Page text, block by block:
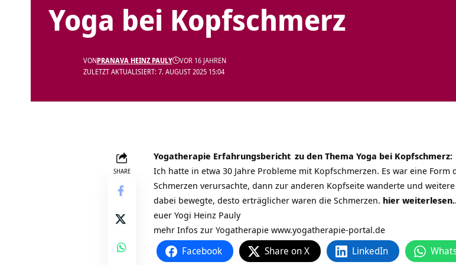
Yoga bei Kopfschmerz
ZULETZT AKTUALISIERT: 7. AUGUST 2025 15:04
VONPRANAVA HEINZ PAULY VOR 16 JAHREN
SHARE
Yogatherapie Erfahrungsbericht zu den Thema Yoga bei Kopfschmerz:
Ich hatte in etwa 30 Jahre Probleme mit Kopfschmerzen. Es war eine
Schmerzen verursachte, dann zur anderen Kopfseite wanderte und
dabei bewegte, desto erträglicher waren die Schmerzen. hier
euer Yogi Heinz Pauly
mehr Infos zur Yogatherapie www.yogatherapie-portal.de
Facebook Share on X LinkedIn